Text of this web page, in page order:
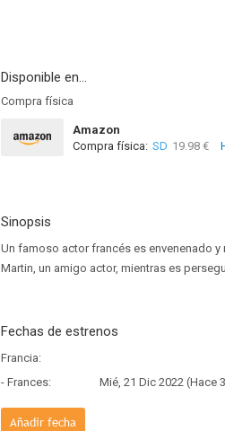
Disponible en...
Compra física
Amazon
Compra física: SD 19.98 €
Sinopsis
Un famoso actor francés es envenenado
Martin, un amigo actor, mientras es
Fechas de estrenos
Francia:
- Frances:
Mié, 21 Dic 2022 (Hace
Añadir fecha